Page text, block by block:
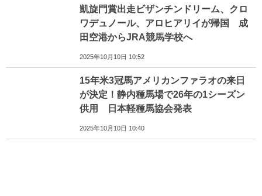
凱旋門賞出走ビザンチンドリーム、クロ
ワデュノール、アロヒアリイが帰国 成
田空港からJRA競馬学校へ
2025年10月10日 10:52
15年米3冠馬アメリカンファラオの来日
が決定！静内種馬場で26年の1シーズン
供用 日本軽種馬協会発表
2025年10月10日 10:40